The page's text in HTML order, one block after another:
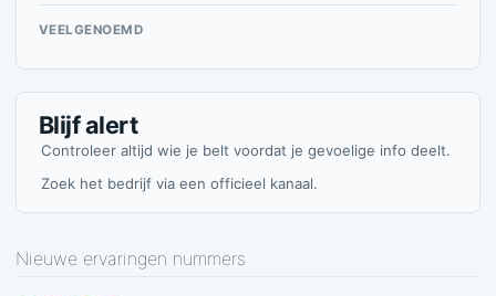
VEELGENOEMD
Blijf alert
Controleer altijd wie je belt voordat je gevoelige info deelt.
Zoek het bedrijf via een officieel kanaal.
Nieuwe ervaringen nummers